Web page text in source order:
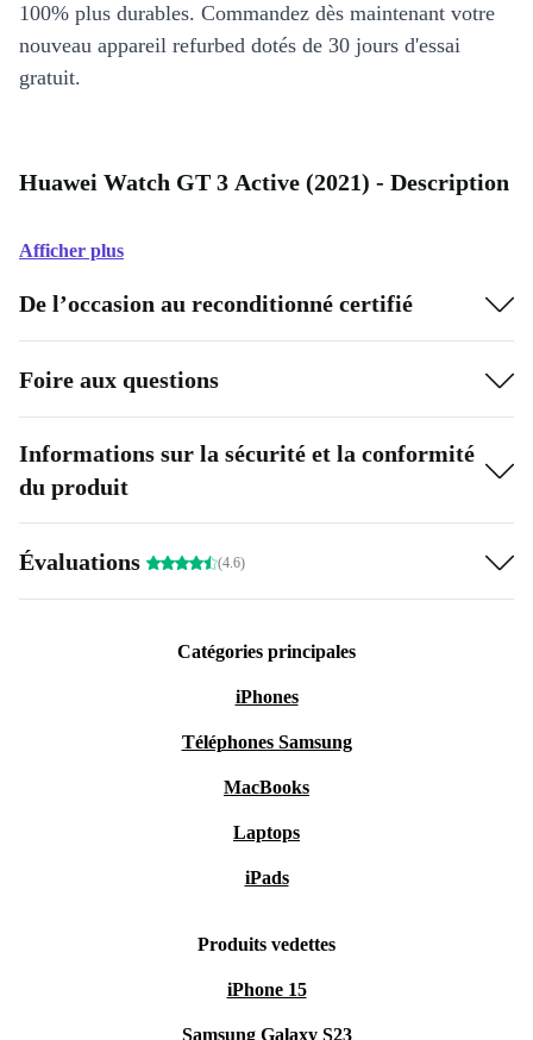
100% plus durables. Commandez dès maintenant votre
nouveau appareil refurbed dotés de 30 jours d'essai
gratuit.
Huawei Watch GT 3 Active (2021) - Description
Afficher plus
De l’occasion au reconditionné certifié
Foire aux questions
Informations sur la sécurité et la conformité
du produit
Évaluations (4.6)
Catégories principales
iPhones
Téléphones Samsung
MacBooks
Laptops
iPads
Produits vedettes
iPhone 15
Samsung Galaxy S23